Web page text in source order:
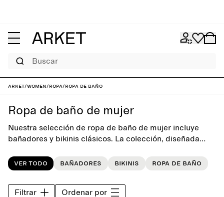
Buscar
ARKET/Women/Ropa/Ropa de baño
Ropa de baño de mujer
Nuestra selección de ropa de baño de mujer incluye
bañadores y bikinis clásicos. La colección, diseñada
comodidad, ofrece un armario de baño atemporal para
los días en la playa o en la piscina.
Ver todo Bañadores Bikinis Ropa de baño
Filtrar Ordenar por